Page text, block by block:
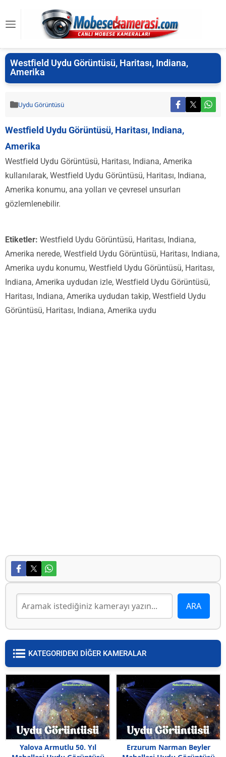
Westfield Uydu Görüntüsü, Haritası, Indiana,
Amerika
Uydu Görüntüsü
Westfield Uydu Görüntüsü, Haritası, Indiana,
Amerika
Westfield Uydu Görüntüsü, Haritası, Indiana, Amerika
kullanılarak, Westfield Uydu Görüntüsü, Haritası, Indiana,
Amerika konumu, ana yolları ve çevresel unsurları
gözlemlenebilir.
Etiketler: Westfield Uydu Görüntüsü, Haritası, Indiana,
Amerika nerede, Westfield Uydu Görüntüsü, Haritası, Indiana,
Amerika uydu konumu, Westfield Uydu Görüntüsü, Haritası,
Indiana, Amerika uydudan izle, Westfield Uydu Görüntüsü,
Haritası, Indiana, Amerika uydudan takip, Westfield Uydu
Görüntüsü, Haritası, Indiana, Amerika uydu
KATEGORIDEKI DİĞER KAMERALAR
Yalova Armutlu 50. Yıl
Erzurum Narman Beyler